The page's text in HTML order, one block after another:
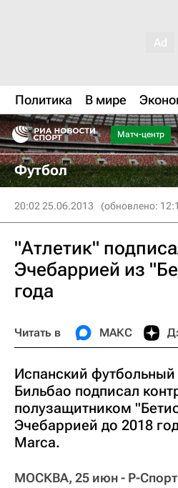
Политика В мире
Матч-центр
Футбол
20:02 25.06.2013 (обновлено:
"Атлетик"
Эчебаррией из
года
Читать в МАКС
Испанский футбольный
Бильбао подписал
полузащитником
Эчебаррией до 2018
Marca.
МОСКВА, 25 июн - Р-Спорт